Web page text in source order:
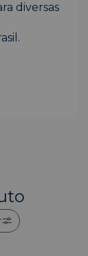
diversas